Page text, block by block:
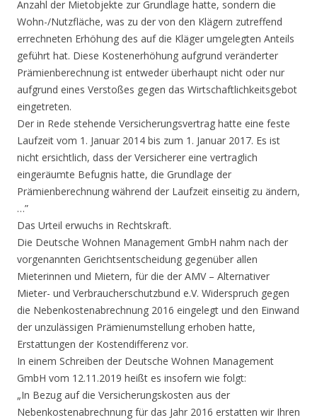
Anzahl der Mietobjekte zur Grundlage hatte, sondern die
Wohn-/Nutzfläche, was zu der von den Klägern zutreffend
errechneten Erhöhung des auf die Kläger umgelegten Anteils
geführt hat. Diese Kostenerhöhung aufgrund veränderter
Prämienberechnung ist entweder überhaupt nicht oder nur
aufgrund eines Verstoßes gegen das Wirtschaftlichkeitsgebot
eingetreten.
Der in Rede stehende Versicherungsvertrag hatte eine feste
Laufzeit vom 1. Januar 2014 bis zum 1. Januar 2017. Es ist
nicht ersichtlich, dass der Versicherer eine vertraglich
eingeräumte Befugnis hatte, die Grundlage der
Prämienberechnung während der Laufzeit einseitig zu ändern,
…”
Das Urteil erwuchs in Rechtskraft.
Die Deutsche Wohnen Management GmbH nahm nach der
vorgenannten Gerichtsentscheidung gegenüber allen
Mieterinnen und Mietern, für die der AMV – Alternativer
Mieter- und Verbraucherschutzbund e.V. Widerspruch gegen
die Nebenkostenabrechnung 2016 eingelegt und den Einwand
der unzulässigen Prämienumstellung erhoben hatte,
Erstattungen der Kostendifferenz vor.
In einem Schreiben der Deutsche Wohnen Management
GmbH vom 12.11.2019 heißt es insofern wie folgt:
„In Bezug auf die Versicherungskosten aus der
Nebenkostenabrechnung für das Jahr 2016 erstatten wir Ihren